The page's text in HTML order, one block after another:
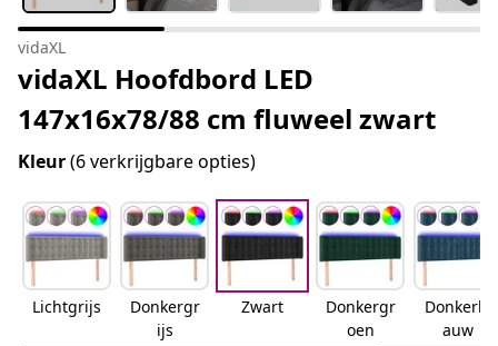
vidaXL
vidaXL Hoofdbord LED
147x16x78/88 cm fluweel zwart
Kleur(6 verkrijgbare opties)
Lichtgrijs
Donkergr
ijs
Zwart
Donkergr
oen
Donkerbl
auw